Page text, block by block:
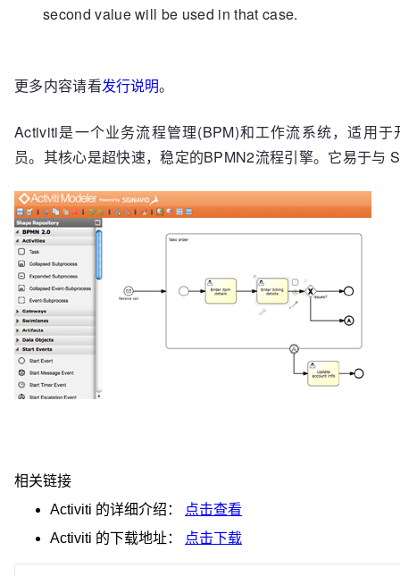
second value will be used in that case.
更多内容请看发行说明。
Activiti是一个业务流程管理(BPM)和工作流系统，适用于
员。其核心是超快速，稳定的BPMN2流程引擎。它易于与
相关链接
Activiti 的详细介绍：
点击查看
Activiti 的下载地址： 点击下载